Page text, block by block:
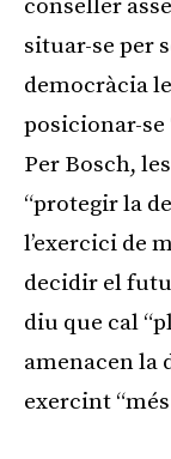
conseller
situar-se per
democràcia
posicionar-se
Per Bosch,
“protegir la
l’exercici de
decidir el
diu que cal
amenacen la
exercint